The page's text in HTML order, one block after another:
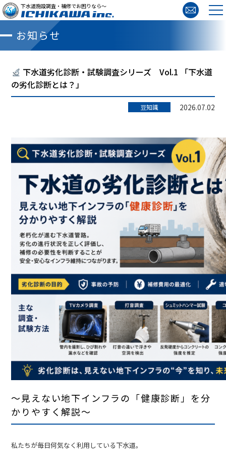
下水道施設調査・補修でお困りなら～
お知らせ
下水道劣化診断・試験調査シリーズ Vol.1 「下水道
の劣化診断とは？」
豆知識 2026.07.02
～見えない地下インフラの「健康診断」を分
かりやすく解説～
私たちが毎日何気なく利用している下水道。